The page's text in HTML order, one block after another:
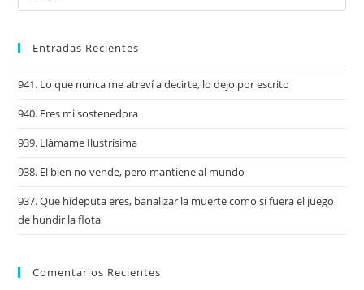
Entradas Recientes
941. Lo que nunca me atreví a decirte, lo dejo por escrito
940. Eres mi sostenedora
939. Llámame Ilustrísima
938. El bien no vende, pero mantiene al mundo
937. Que hideputa eres, banalizar la muerte como si fuera el juego
de hundir la flota
Comentarios Recientes